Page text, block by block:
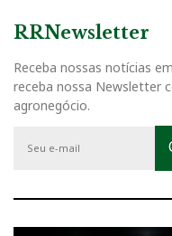
RRNewsletter
Receba nossas notícias
receba nossa Newsletter
agronegócio.